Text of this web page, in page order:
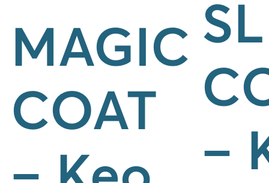
MAGIC
COAT
–